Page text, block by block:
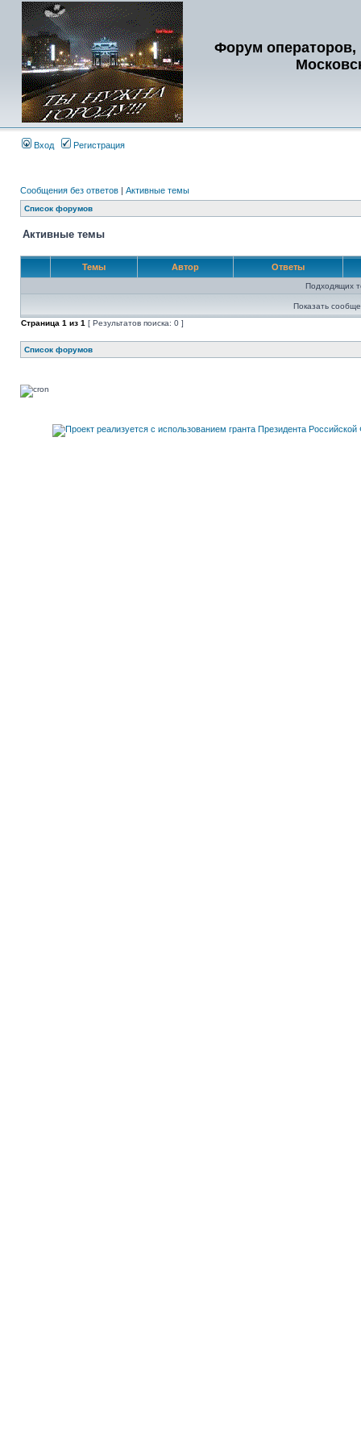
Форум операторов,
Вход Регистрация
Сообщения без ответов | Активные темы
Список форумов
Активные темы
Темы Автор Ответы
Подходящих
Показать
Страница 1 из 1 [ Результатов поиска: 0 ]
Список форумов